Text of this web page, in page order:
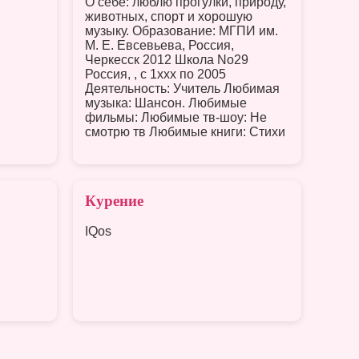
животных, спорт и хорошую
музыку. Образование: МГПИ им.
М. Е. Евсевьева, Россия,
Черкесск 2012 Школа No29
Россия, , c 1xxx по 2005
Деятельность: Учитель Любимая
музыка: Шансон. Любимые
фильмы: Любимые тв-шоу: Не
смотрю тв Любимые книги: Стихи
Курение
IQos